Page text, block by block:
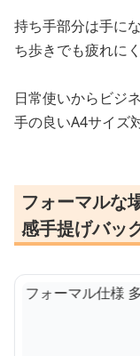
持ち手部分は手に
ち歩きでも疲れに
日常使いからビジ
手の良いA4サイズ
フォーマルな
感手提げバッ